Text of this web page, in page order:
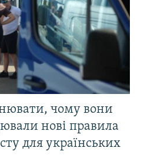
чому вони
нові правила
для українських